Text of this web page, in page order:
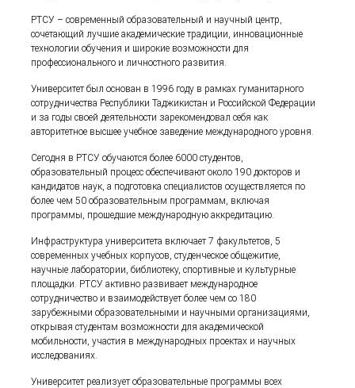
РТСУ – современный образовательный и научный центр,
сочетающий лучшие академические традиции, инновационные
технологии обучения и широкие возможности для
профессионального и личностного развития.
Университет был основан в 1996 году в рамках гуманитарного
сотрудничества Республики Таджикистан и Российской Федерации
и за годы своей деятельности зарекомендовал себя как
авторитетное высшее учебное заведение международного уровня.
Сегодня в РТСУ обучаются более 6000 студентов,
образовательный процесс обеспечивают около 190 докторов и
кандидатов наук, а подготовка специалистов осуществляется по
более чем 50 образовательным программам, включая
программы, прошедшие международную аккредитацию.
Инфраструктура университета включает 7 факультетов, 5
современных учебных корпусов, студенческое общежитие,
научные лаборатории, библиотеку, спортивные и культурные
площадки. РТСУ активно развивает международное
сотрудничество и взаимодействует более чем со 180
зарубежными образовательными и научными организациями,
открывая студентам возможности для академической
мобильности, участия в международных проектах и научных
исследованиях.
Университет реализует образовательные программы всех